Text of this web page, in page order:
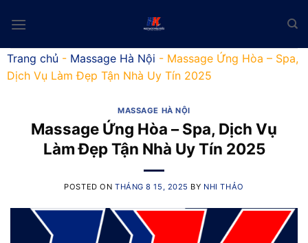
Trang chủ - Massage Hà Nội - Massage Ứng Hòa – Spa,
Dịch Vụ Làm Đẹp Tận Nhà Uy Tín 2025
MASSAGE HÀ NỘI
Massage Ứng Hòa – Spa, Dịch Vụ
Làm Đẹp Tận Nhà Uy Tín 2025
POSTED ON THÁNG 8 15, 2025 BY NHI THẢO